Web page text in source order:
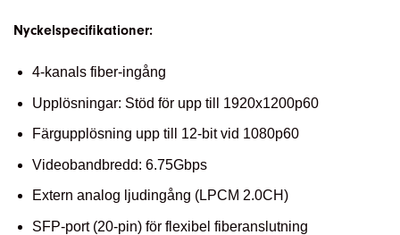
Nyckelspecifikationer:
4-kanals fiber-ingång
Upplösningar: Stöd för upp till 1920x1200p60
Färgupplösning upp till 12-bit vid 1080p60
Videobandbredd: 6.75Gbps
Extern analog ljudingång (LPCM 2.0CH)
SFP-port (20-pin) för flexibel fiberanslutning